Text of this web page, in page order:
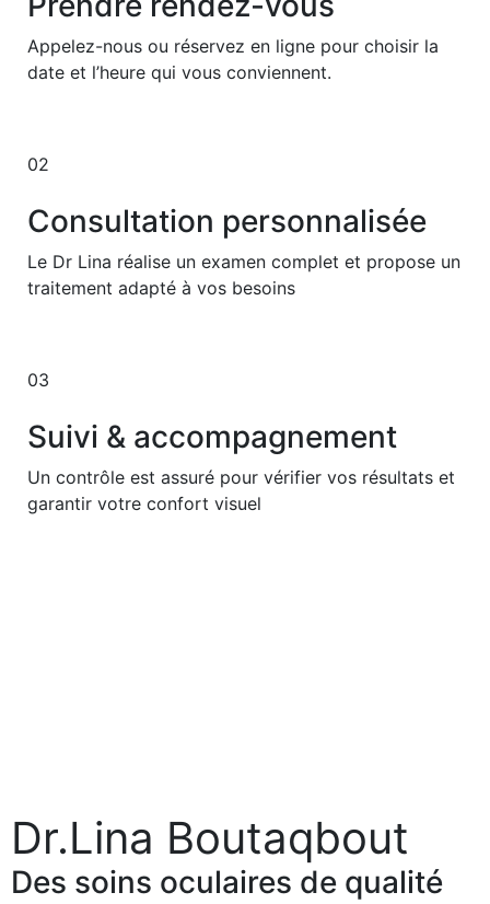
Appelez-nous ou réservez en ligne pour choisir la
date et l’heure qui vous conviennent.
02
Consultation personnalisée
Le Dr Lina réalise un examen complet et propose un
traitement adapté à vos besoins
03
Suivi & accompagnement
Un contrôle est assuré pour vérifier vos résultats et
garantir votre confort visuel
Dr.Lina Boutaqbout
Des soins oculaires de qualité